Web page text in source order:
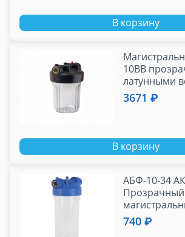
В корзину
10BB
латунными
возд. кл.,
3671 ₽
В корзину
АБФ-10-34 АКВАБРАЙТ
Прозрачный
SL10.
ЛАТУННАЯ
740 ₽